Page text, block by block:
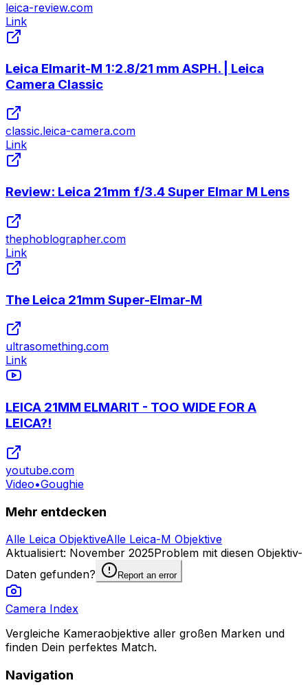
leica-review.com
Link
Leica Elmarit-M 1:2.8/21 mm ASPH. | Leica
Camera Classic
classic.leica-camera.com
Link
Review: Leica 21mm f/3.4 Super Elmar M Lens
thephoblographer.com
Link
The Leica 21mm Super-Elmar-M
ultrasomething.com
Link
LEICA 21MM ELMARIT - TOO WIDE FOR A
LEICA?!
youtube.com
Video•Goughie
Mehr entdecken
Alle Leica ObjektiveAlle Leica-M Objektive
Aktualisiert: November 2025Problem mit diesen Objektiv-
Daten gefunden?
Report an error
Camera Index
Vergleiche Kameraobjektive aller großen Marken und
finden Dein perfektes Match.
Navigation